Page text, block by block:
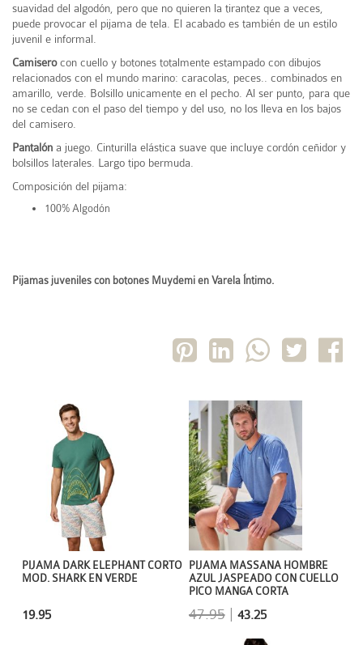
suavidad del algodón, pero que no quieren la tirantez que a veces,
puede provocar el pijama de tela. El acabado es también de un estilo
juvenil e informal.
Camiserocon cuello y botones totalmente estampado con dibujos
relacionados con el mundo marino: caracolas, peces.. combinados en
amarillo, verde. Bolsillo unicamente en el pecho. Al ser punto, para que
no se cedan con el paso del tiempo y del uso, no los lleva en los bajos
del camisero.
Pantalón a juego. Cinturilla elástica suave que incluye cordón ceñidor y
bolsillos laterales. Largo tipo bermuda.
Composición del pijama:
100% Algodón
Pijamas juveniles con botones Muydemi en Varela Íntimo.
PIJAMA MASSANA HOMBRE
AZUL JASPEADO CON CUELLO
PICO MANGA CORTA
47.95| 43.25
PIJAMA DARK ELEPHANT CORTO
MOD. SHARK EN VERDE
19.95